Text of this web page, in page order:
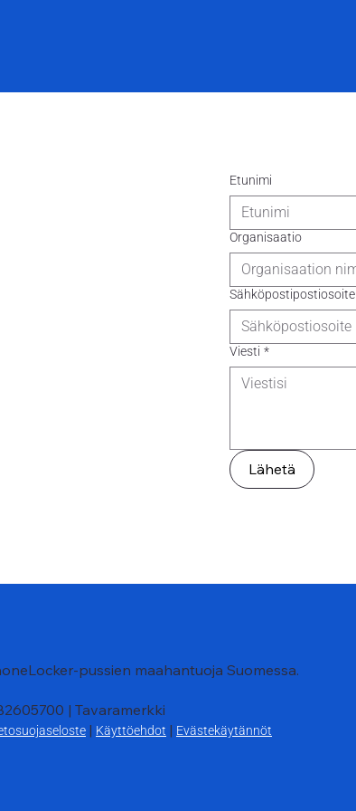
Etunimi
Organisaatio
Sähköpostipostiosoite
Viesti *
Lähetä
pussien maahantuoja Suomessa.
| Tavaramerkki
| Käyttöehdot | Evästekäytännöt